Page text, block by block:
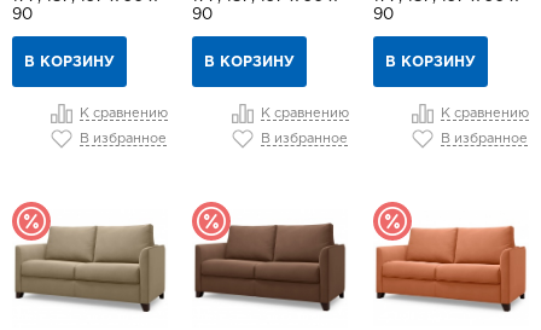
90
В КОРЗИНУ
К сравнению
В избранное
90
В КОРЗИНУ
К сравнению
В избранное
90
В КОРЗИНУ
К сравнению
В избранное